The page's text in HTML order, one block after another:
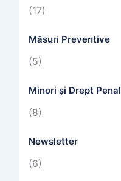
(17)
Măsuri Preventive
(5)
Minori și Drept Penal
(8)
Newsletter
(6)